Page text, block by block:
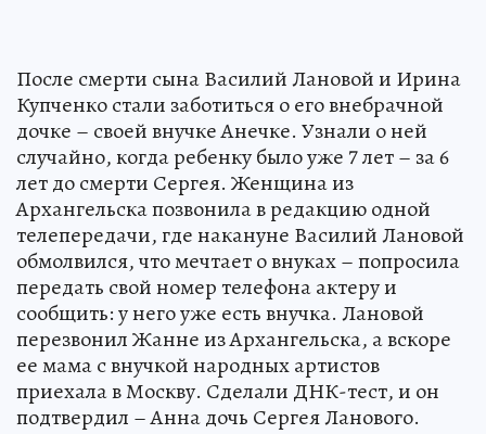
После смерти сына Василий Лановой и Ирина
Купченко стали заботиться о его внебрачной
дочке – своей внучке Анечке. Узнали о ней
случайно, когда ребенку было уже 7 лет – за 6
лет до смерти Сергея. Женщина из
Архангельска позвонила в редакцию одной
телепередачи, где накануне Василий Лановой
обмолвился, что мечтает о внуках – попросила
передать свой номер телефона актеру и
сообщить: у него уже есть внучка. Лановой
перезвонил Жанне из Архангельска, а вскоре
ее мама с внучкой народных артистов
приехала в Москву. Сделали ДНК-тест, и он
подтвердил – Анна дочь Сергея Ланового.